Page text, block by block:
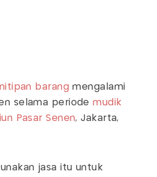
barang mengalami
selama periodemudik
Pasar Senen, Jakarta,
jasa itu untuk